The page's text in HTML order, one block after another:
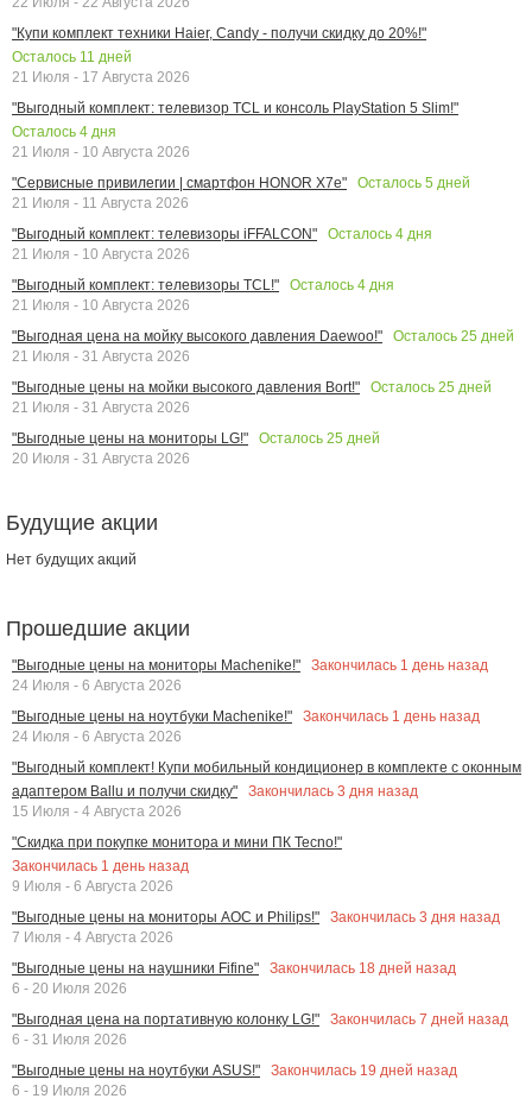
"Купи комплект техники Haier, Candy - получи скидку до 20%!"
Осталось 11 дней
21 Июля - 17 Августа 2026
"Выгодный комплект: телевизор TCL и консоль PlayStation 5 Slim!"
Осталось 4 дня
21 Июля - 10 Августа 2026
"Сервисные привилегии | смартфон HONOR X7e"
Осталось 5 дней
21 Июля - 11 Августа 2026
"Выгодный комплект: телевизоры iFFALCON"
Осталось 4 дня
21 Июля - 10 Августа 2026
"Выгодный комплект: телевизоры TCL!"
Осталось 4 дня
21 Июля - 10 Августа 2026
"Выгодная цена на мойку высокого давления Daewoo!"
Осталось 25 дней
21 Июля - 31 Августа 2026
"Выгодные цены на мойки высокого давления Bort!"
Осталось 25 дней
21 Июля - 31 Августа 2026
"Выгодные цены на мониторы LG!"
Осталось 25 дней
20 Июля - 31 Августа 2026
Будущие акции
Нет будущих акций
Прошедшие акции
"Выгодные цены на мониторы Machenike!" Закончилась 1 день назад
24 Июля - 6 Августа 2026
"Выгодные цены на ноутбуки Machenike!"
Закончилась 1 день назад
24 Июля - 6 Августа 2026
"Выгодный комплект! Купи мобильный кондиционер в комплекте с оконным
адаптером Ballu и получи скидку"
Закончилась 3 дня назад
15 Июля - 4 Августа 2026
"Скидка при покупке монитора и мини ПК Tecno!"
Закончилась 1 день назад
9 Июля - 6 Августа 2026
"Выгодные цены на мониторы AOC и Philips!"
Закончилась 3 дня назад
7 Июля - 4 Августа 2026
"Выгодные цены на наушники Fifine"
Закончилась 18 дней назад
6 - 20 Июля 2026
"Выгодная цена на портативную колонку LG!"
Закончилась 7 дней назад
6 - 31 Июля 2026
"Выгодные цены на ноутбуки ASUS!"
Закончилась 19 дней назад
6 - 19 Июля 2026